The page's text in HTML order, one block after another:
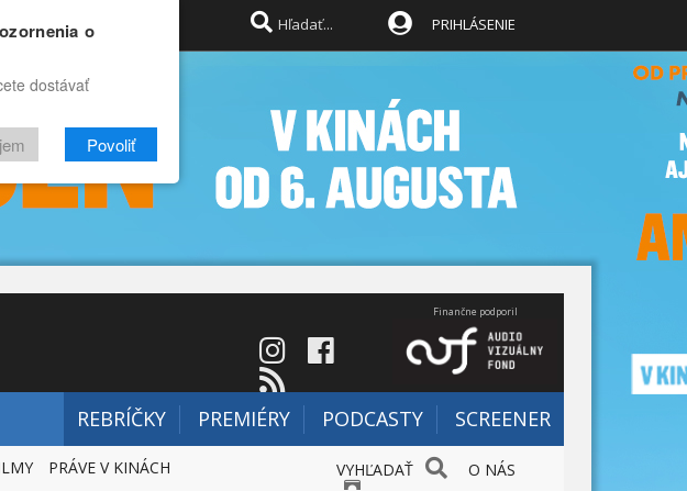
PRIHLÁSENIE
Finančne podporil
REBRÍČKY PREMIÉRY PODCASTY SCREENER
VYHĽADAŤ O NÁS
PRÁVE V KINÁCH
o
dostávať
Povoliť